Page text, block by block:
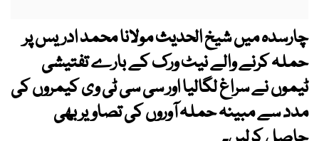
چارسدہ میں شیخ الحدیث مولانا محمد ادریس پر
حملہ کرنے والے نیٹ ورک کے بارے تفتیشی
ٹیموں نے سراغ لگالیا اور سی سی ٹی وی کیمروں کی
مدد سے مبینہ حملہ آوروں کی تصاویر بھی